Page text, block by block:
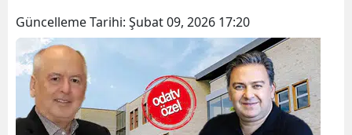
Güncelleme Tarihi: Şubat 09, 2026 17:20